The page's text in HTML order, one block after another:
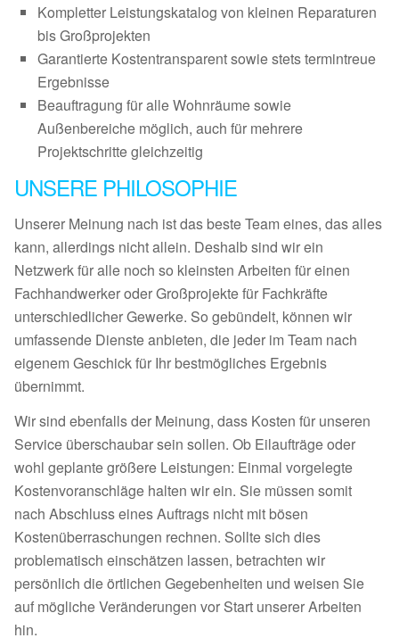
Kompletter Leistungskatalog von kleinen Reparaturen
bis Großprojekten
Garantierte Kostentransparent sowie stets termintreue
Ergebnisse
Beauftragung für alle Wohnräume sowie
Außenbereiche möglich, auch für mehrere
Projektschritte gleichzeitig
UNSERE PHILOSOPHIE
Unserer Meinung nach ist das beste Team eines, das alles
kann, allerdings nicht allein. Deshalb sind wir ein
Netzwerk für alle noch so kleinsten Arbeiten für einen
Fachhandwerker oder Großprojekte für Fachkräfte
unterschiedlicher Gewerke. So gebündelt, können wir
umfassende Dienste anbieten, die jeder im Team nach
eigenem Geschick für Ihr bestmögliches Ergebnis
übernimmt.
Wir sind ebenfalls der Meinung, dass Kosten für unseren
Service überschaubar sein sollen. Ob Eilaufträge oder
wohl geplante größere Leistungen: Einmal vorgelegte
Kostenvoranschläge halten wir ein. Sie müssen somit
nach Abschluss eines Auftrags nicht mit bösen
Kostenüberraschungen rechnen. Sollte sich dies
problematisch einschätzen lassen, betrachten wir
persönlich die örtlichen Gegebenheiten und weisen Sie
auf mögliche Veränderungen vor Start unserer Arbeiten
hin.